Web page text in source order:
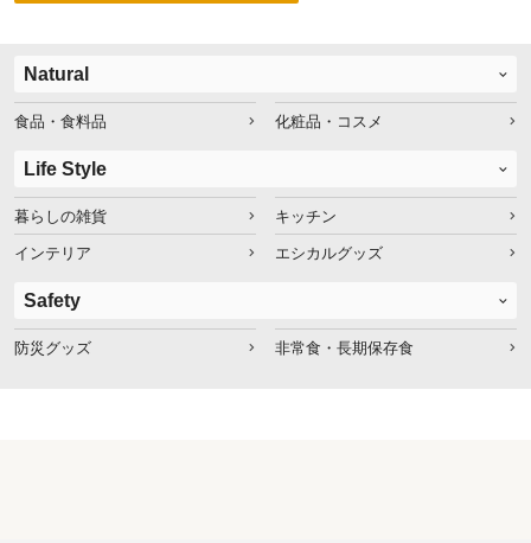
Natural
食品・食料品 化粧品・コスメ
Life Style
暮らしの雑貨 キッチン
インテリア エシカルグッズ
Safety
防災グッズ 非常食・長期保存食